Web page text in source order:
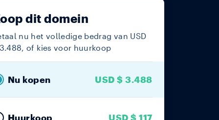
dit domein
nu het volledige bedrag van USD
of kies voor huurkoop
Nu kopen USD $ 3.488
Huurkoop USD $ 117